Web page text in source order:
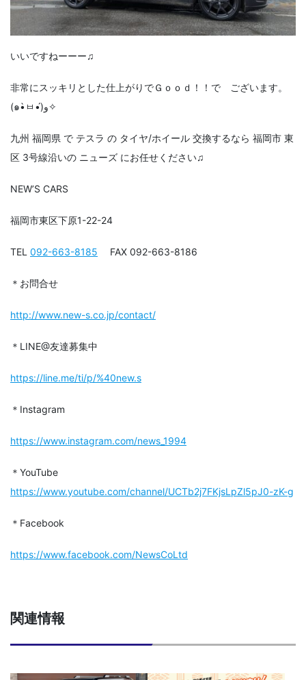
いいですねーーー♫
非常にスッキリとした仕上がりでＧｏｏｄ！！で ございます。
(๑•̀ㅂ•́)و✧
九州 福岡県 で テスラ の タイヤ/ホイール 交換するなら 福岡市 東
区 3号線沿いの ニューズ にお任せください♫
NEW’S CARS
福岡市東区下原1-22-24
TEL 092-663-8185 FAX 092-663-8186
＊お問合せ
http://www.new-s.co.jp/contact/
＊LINE@友達募集中
https://line.me/ti/p/%40new.s
＊Instagram
https://www.instagram.com/news_1994
＊YouTube
https://www.youtube.com/channel/UCTb2j7FKjsLpZl5pJ0-zK-g
＊Facebook
https://www.facebook.com/NewsCoLtd
関連情報